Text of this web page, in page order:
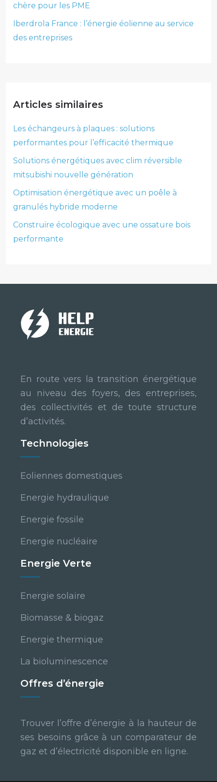
chère pour les PME
Iberdrola France : l’énergie éolienne au service
des entreprises
Articles similaires
Les échangeurs à plaques : solutions
performantes pour l’efficacité thermique
Solutions énergétiques avec clim réversible
mitsubishi nouvelle génération
Optimisation énergétique avec un poêle à
granulés hybride moderne
Construire écologique avec une ossature bois
performante
En route vers la transition énergétique
au niveau des foyers, des entreprises,
des collectivités et de toute structure
d’activités.
Technologies
Eoliennes domestiques
Energie hydraulique
Energie fossile
Energie nucléaire
Energie Verte
Energie solaire
Biomasse & biogaz
Energie thermique
La bioluminescence
Offres d’énergie
Trouver l’offre d’énergie à la hauteur de
ses besoins grâce à un comparateur de
gaz et d’électricité disponible en ligne.